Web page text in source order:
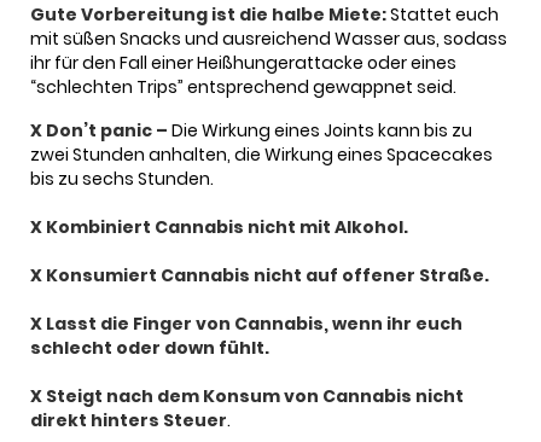
Gute Vorbereitung ist die halbe Miete:Stattet euch
mit süßen Snacks und ausreichend Wasser aus, sodass
ihr für den Fall einer Heißhungerattacke oder eines
“schlechten Trips” entsprechend gewappnet seid.
X Don’t panic – Die Wirkung eines Joints kann bis zu
zwei Stunden anhalten, die Wirkung eines Spacecakes
bis zu sechs Stunden.
X Kombiniert Cannabis nicht mit Alkohol.
X Konsumiert Cannabis nicht auf offener Straße.
X Lasst die Finger von Cannabis, wenn ihr euch
schlecht oder down fühlt.
X Steigt nach dem Konsum von Cannabis nicht
direkt hinters Steuer.